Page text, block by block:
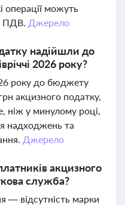
операції можуть
ПДВ. Джерело
надійшли до
2026 року?
року до бюджету
акцизного податку,
ніж у минулому році,
надходжень та
Джерело
акцизного
служба?
— відсутність марки